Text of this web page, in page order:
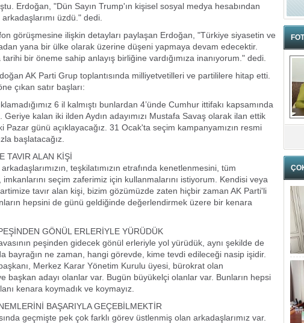
Erdoğan, "Dün Sayın Trump'ın kişisel sosyal medya hesabından
üzdü." dedi.
görüşmesine ilişkin detayları paylaşan Erdoğan, "Türkiye siyasetin ve
yana bir ülke olarak üzerine düşeni yapmaya devam edecektir.
bir öneme sahip anlayış birliğine vardığımıza inanıyorum." dedi.
AK Parti Grup toplantısında milliyetvetilleri ve partililere hitap etti.
çıkan satır başları:
6 il kalmıştı bunlardan 4’ünde Cumhur ittifakı kapsamında
Geriye kalan iki ilden Aydın adayımızı Mustafa Savaş olarak ilan ettik
Pazar günü açıklayacağız. 31 Ocak'ta seçim kampanyamızın resmi
başlatacağız.
TAVIR ALAN KİŞİ
arkadaşlarımızın, teşkilatımızın etrafında kenetlenmesini, tüm
seçim zaferimiz için kullanmalarını istiyorum. Kendisi veya
tavır alan kişi, bizim gözümüzde zaten hiçbir zaman AK Parti'li
hepsini de günü geldiğinde değerlendirmek üzere bir kenara
GÖNÜL ERLERİYLE YÜRÜDÜK
peşinden gidecek gönül erleriyle yol yürüdük, aynı şekilde de
bayrağın ne zaman, hangi görevde, kime tevdi edileceği nasip işidir.
Merkez Karar Yönetim Kurulu üyesi, bürokrat olan
başkan adayı olanlar var. Bugün büyükelçi olanlar var. Bunların hepsi
kenara koymadık ve koymayız.
BAŞARIYLA GEÇEBİLMEKTİR
geçmişte pek çok farklı görev üstlenmiş olan arkadaşlarımız var.